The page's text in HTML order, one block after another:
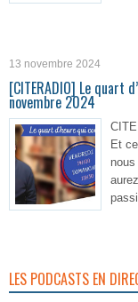
13 novembre 2024
[CITERADIO] Le quart
novembre 2024
Et
LES PODCASTS EN